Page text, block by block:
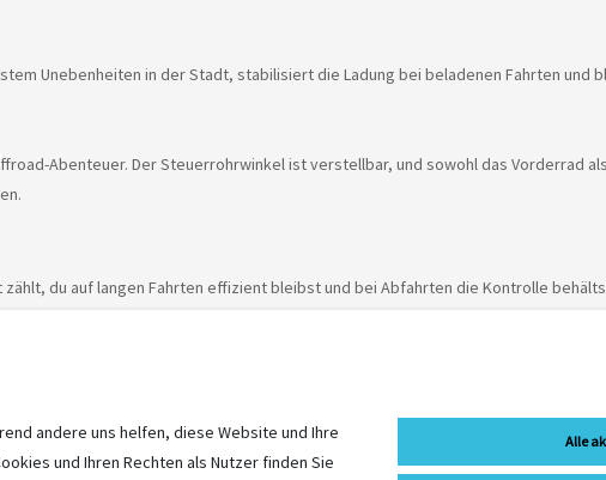
Unebenheiten in der Stadt, stabilisiert die Ladung bei beladenen Fahrten und
Abenteuer. Der Steuerrohrwinkel ist verstellbar, und sowohl das Vorderrad
du auf langen Fahrten effizient bleibst und bei Abfahrten die Kontrolle
andere uns helfen, diese Website und Ihre
und Ihren Rechten als Nutzer finden Sie
Alle